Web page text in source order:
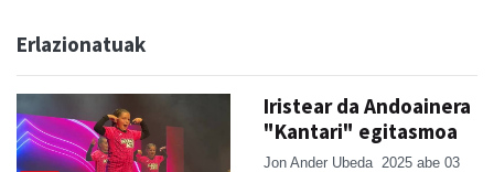
Erlazionatuak
Iristear da Andoainera
"Kantari" egitasmoa
Jon Ander Ubeda 2025 abe 03